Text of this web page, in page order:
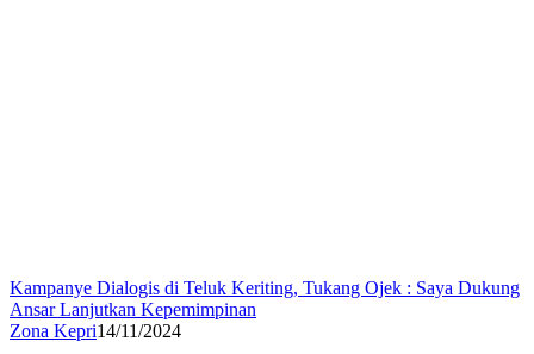
Kampanye Dialogis di Teluk Keriting, Tukang Ojek : Saya Dukung
Ansar Lanjutkan Kepemimpinan
Zona Kepri14/11/2024